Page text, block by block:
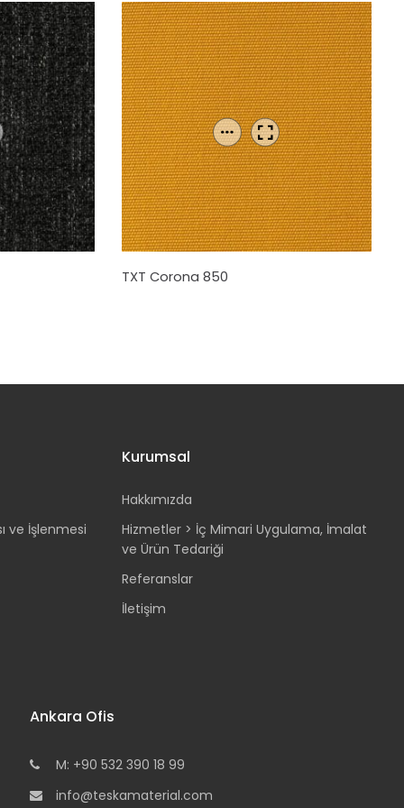
TXT Corona 850
ve İşlenmesi
Kurumsal
Hakkımızda
Hizmetler > İç Mimari Uygulama, İmalat
ve Ürün Tedariği
Referanslar
İletişim
Ankara Ofis
M: +90 532 390 18 99
info@teskamaterial.com